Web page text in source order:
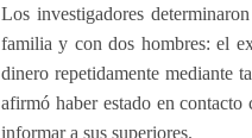
Los investigadores
familia y con dos hombres: el
dinero repetidamente mediante
afirmó haber estado en
informar a sus superiores.